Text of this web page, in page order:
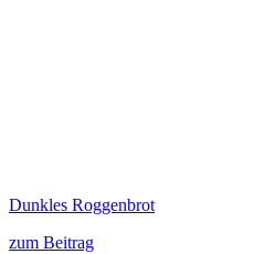
Dunkles Roggenbrot
zum Beitrag